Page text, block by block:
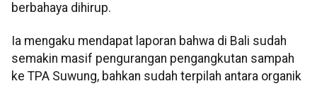
berbahaya dihirup.
Ia mengaku mendapat laporan bahwa di Bali sudah
semakin masif pengurangan pengangkutan sampah
ke TPA Suwung, bahkan sudah terpilah antara organik